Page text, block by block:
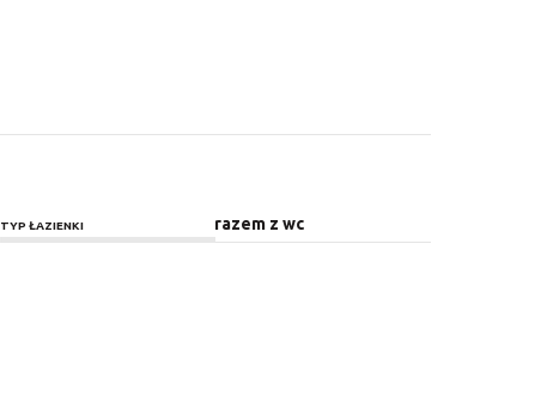
TYP ŁAZIENKI razem z wc